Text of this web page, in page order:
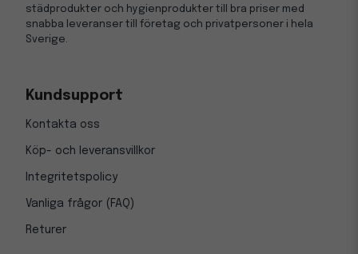
städprodukter och hygienprodukter till bra priser med
snabba leveranser till företag och privatpersoner i hela
Sverige.
Kundsupport
Kontakta oss
Köp- och leveransvillkor
Integritetspolicy
Vanliga frågor (FAQ)
Returer